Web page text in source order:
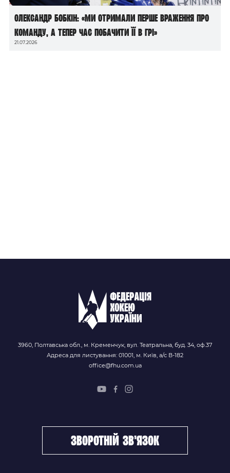
Олександр Бобкін: «Ми отримали перше враження про
команду, а тепер час побачити її в грі»
21.07.2026
3960, Полтавська обл., м. Кременчук, вул. Театральна, буд. 34, оф.37
Адреса для листування: 01001, м. Київ, а/с В-182
office@fhu.com.ua
зворотній зв’язок